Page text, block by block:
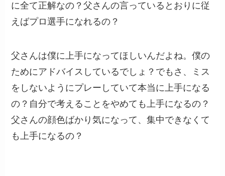
に全て正解なの？父さんの言っているとおりに従
えばプロ選手になれるの？
父さんは僕に上手になってほしいんだよね。僕の
ためにアドバイスしているでしょ？でもさ、ミス
をしないようにプレーしていて本当に上手になる
の？自分で考えることをやめても上手になるの？
父さんの顔色ばかり気になって、集中できなくて
も上手になるの？